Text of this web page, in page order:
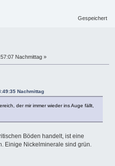
Gespeichert
Nachmittag »
Nachmittag
der mir immer wieder ins Auge fällt,
Böden handelt, ist eine
Einige Nickelminerale sind grün.